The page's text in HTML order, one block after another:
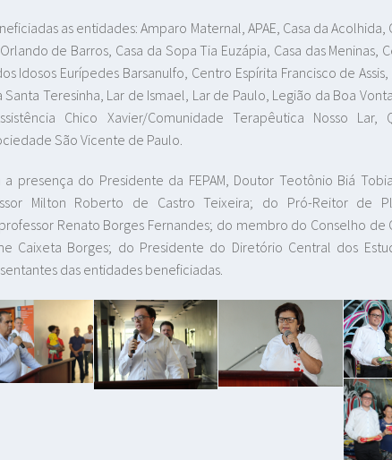
as entidades: Amparo Maternal, APAE, Casa da Acolhida,
de Barros, Casa da Sopa Tia Euzápia, Casa das Meninas,
Idosos Eurípedes Barsanulfo, Centro Espírita Francisco de
Santa Teresinha, Lar de Ismael, Lar de Paulo, Legião da Boa
Chico Xavier/Comunidade Terapêutica Nosso Lar,
São Vicente de Paulo.
presença do Presidente da FEPAM, Doutor Teotônio Biá
Milton Roberto de Castro Teixeira; do Pró-Reitor de
Renato Borges Fernandes; do membro do Conselho de
Caixeta Borges; do Presidente do Diretório Central dos
das entidades beneficiadas.